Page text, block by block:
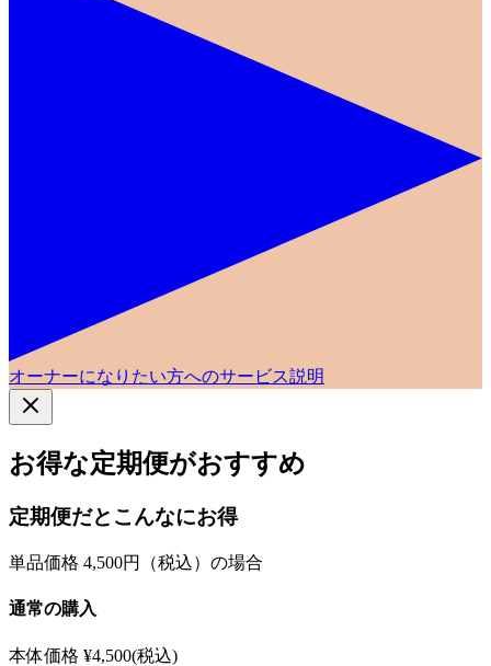
オーナーになりたい方へのサービス説明
お得な定期便がおすすめ
定期便だとこんなにお得
単品価格 4,500円（税込）の場合
通常の購入
本体価格 ¥4,500(税込)